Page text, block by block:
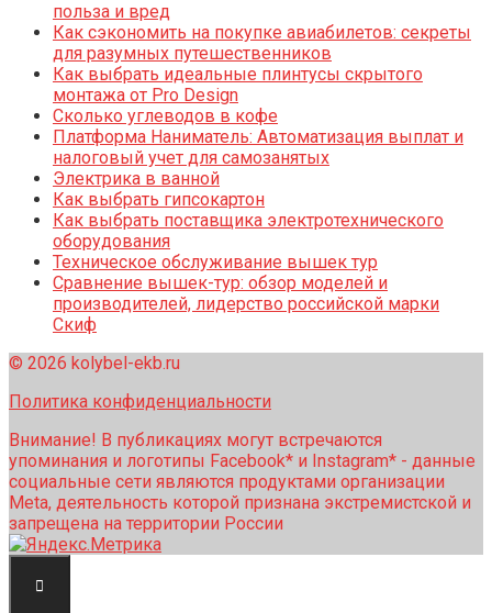
польза и вред
Как сэкономить на покупке авиабилетов: секреты
для разумных путешественников
Как выбрать идеальные плинтусы скрытого
монтажа от Pro Design
Сколько углеводов в кофе
Платформа Наниматель: Автоматизация выплат и
налоговый учет для самозанятых
Электрика в ванной
Как выбрать гипсокартон
Как выбрать поставщика электротехнического
оборудования
Техническое обслуживание вышек тур
Сравнение вышек-тур: обзор моделей и
производителей, лидерство российской марки
Скиф
© 2026 kolybel-ekb.ru
Политика конфиденциальности
Внимание! В публикациях могут встречаются
упоминания и логотипы Facebook* и Instagram* - данные
социальные сети являются продуктами организации
Meta, деятельность которой признана экстремистской и
запрещена на территории России